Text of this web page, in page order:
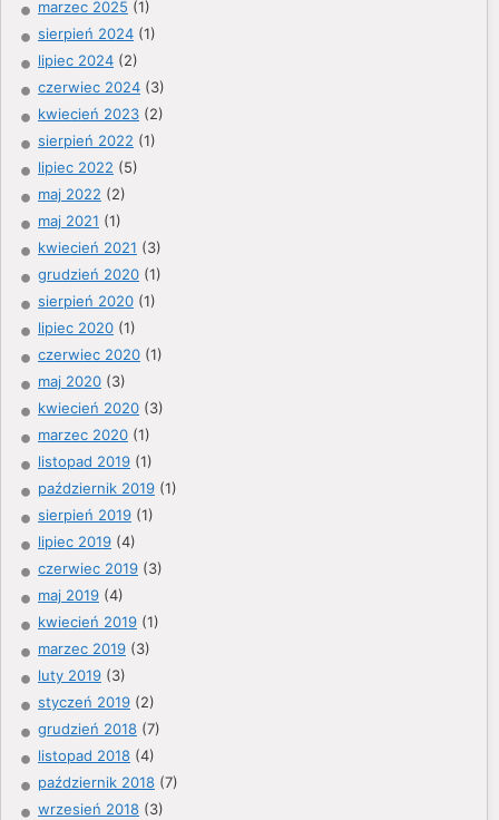
marzec 2025 (1)
sierpień 2024 (1)
lipiec 2024 (2)
czerwiec 2024 (3)
kwiecień 2023 (2)
sierpień 2022 (1)
lipiec 2022 (5)
maj 2022 (2)
maj 2021 (1)
kwiecień 2021 (3)
grudzień 2020 (1)
sierpień 2020 (1)
lipiec 2020 (1)
czerwiec 2020 (1)
maj 2020 (3)
kwiecień 2020 (3)
marzec 2020 (1)
listopad 2019 (1)
październik 2019 (1)
sierpień 2019 (1)
lipiec 2019 (4)
czerwiec 2019 (3)
maj 2019 (4)
kwiecień 2019 (1)
marzec 2019 (3)
luty 2019 (3)
styczeń 2019 (2)
grudzień 2018 (7)
listopad 2018 (4)
październik 2018 (7)
wrzesień 2018 (3)